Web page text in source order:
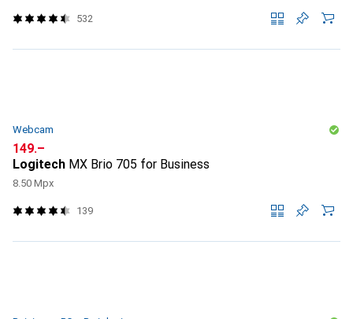
532
Webcam
CHF
149.–
Logitech MX Brio 705 for Business
8.50 Mpx
139